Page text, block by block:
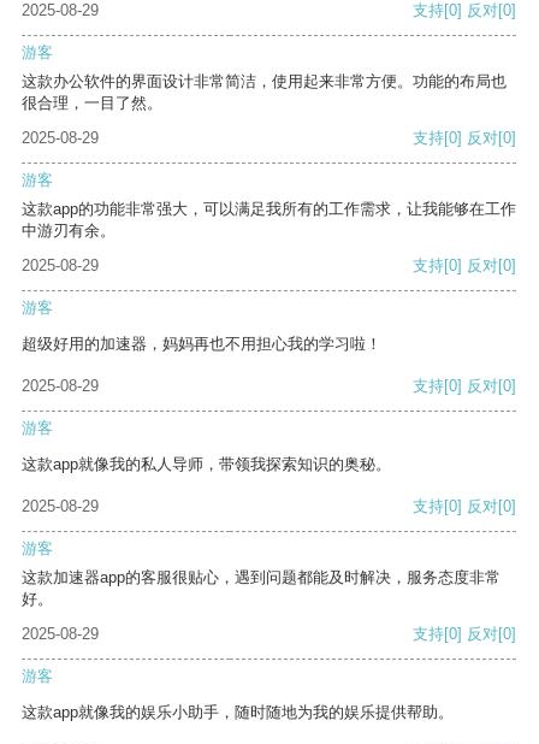
2025-08-29
支持[0] 反对[0]
游客
这款办公软件的界面设计非常简洁，使用起来非常方便。功能的布局也
很合理，一目了然。
2025-08-29
支持[0] 反对[0]
游客
这款app的功能非常强大，可以满足我所有的工作需求，让我能够在工作
中游刃有余。
2025-08-29
支持[0] 反对[0]
游客
超级好用的加速器，妈妈再也不用担心我的学习啦！
2025-08-29 支持[0] 反对[0]
游客
这款app就像我的私人导师，带领我探索知识的奥秘。
2025-08-29 支持[0] 反对[0]
游客
这款加速器app的客服很贴心，遇到问题都能及时解决，服务态度非常
好。
2025-08-29
支持[0] 反对[0]
游客
这款app就像我的娱乐小助手，随时随地为我的娱乐提供帮助。